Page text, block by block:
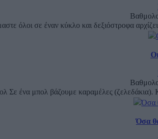
όλοι σε έναν κύκλο και δεξιόστροφα
Σε ένα μπολ βάζουμε καραμέλες (ζελεδάκια).
Όσα